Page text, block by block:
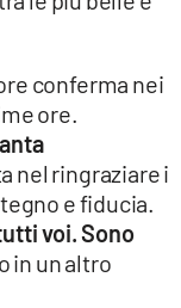
conferma nei
ore.
nel ringraziare i
e fiducia.
voi. Sono
in un altro